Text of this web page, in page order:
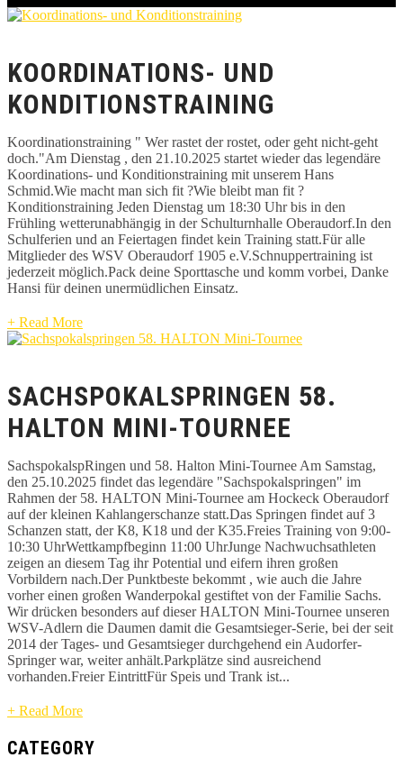
KOORDINATIONS- UND
KONDITIONSTRAINING
Koordinationstraining " Wer rastet der rostet, oder geht nicht-geht
doch."Am Dienstag , den 21.10.2025 startet wieder das legendäre
Koordinations- und Konditionstraining mit unserem Hans
Schmid.Wie macht man sich fit ?Wie bleibt man fit ?
Konditionstraining Jeden Dienstag um 18:30 Uhr bis in den
Frühling wetterunabhängig in der Schulturnhalle Oberaudorf.In den
Schulferien und an Feiertagen findet kein Training statt.Für alle
Mitglieder des WSV Oberaudorf 1905 e.V.Schnuppertraining ist
jederzeit möglich.Pack deine Sporttasche und komm vorbei, Danke
Hansi für deinen unermüdlichen Einsatz.
+ Read More
SACHSPOKALSPRINGEN 58.
HALTON MINI-TOURNEE
SachspokalspRingen und 58. Halton Mini-Tournee Am Samstag,
den 25.10.2025 findet das legendäre "Sachspokalspringen" im
Rahmen der 58. HALTON Mini-Tournee am Hockeck Oberaudorf
auf der kleinen Kahlangerschanze statt.Das Springen findet auf 3
Schanzen statt, der K8, K18 und der K35.Freies Training von 9:00-
10:30 UhrWettkampfbeginn 11:00 UhrJunge Nachwuchsathleten
zeigen an diesem Tag ihr Potential und eifern ihren großen
Vorbildern nach.Der Punktbeste bekommt , wie auch die Jahre
vorher einen großen Wanderpokal gestiftet von der Familie Sachs.
Wir drücken besonders auf dieser HALTON Mini-Tournee unseren
WSV-Adlern die Daumen damit die Gesamtsieger-Serie, bei der seit
2014 der Tages- und Gesamtsieger durchgehend ein Audorfer-
Springer war, weiter anhält.Parkplätze sind ausreichend
vorhanden.Freier EintrittFür Speis und Trank ist...
+ Read More
CATEGORY